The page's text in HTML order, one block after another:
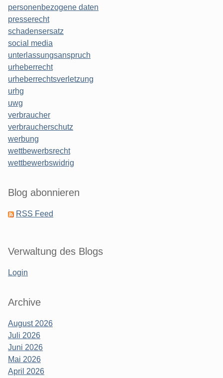
personenbezogene daten
presserecht
schadensersatz
social media
unterlassungsanspruch
urheberrecht
urheberrechtsverletzung
urhg
uwg
verbraucher
verbraucherschutz
werbung
wettbewerbsrecht
wettbewerbswidrig
Blog abonnieren
RSS Feed
Verwaltung des Blogs
Login
Archive
August 2026
Juli 2026
Juni 2026
Mai 2026
April 2026